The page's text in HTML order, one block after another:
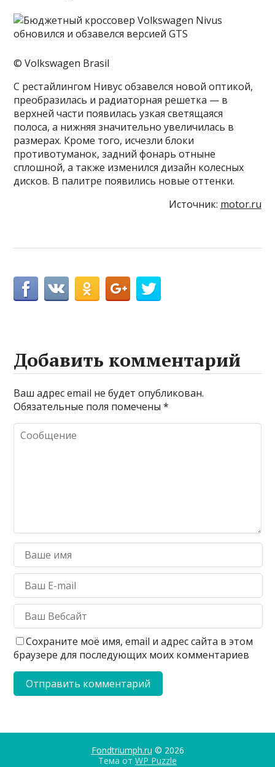
© Volkswagen Brasil
С рестайлингом Нивус обзавелся новой оптикой,
преобразилась и радиаторная решетка — в
верхней части появилась узкая светящаяся
полоса, а нижняя значительно увеличилась в
размерах. Кроме того, исчезли блоки
противотуманок, задний фонарь отныне
сплошной, а также изменился дизайн колесных
дисков. В палитре появились новые оттенки.
Источник: motor.ru
Добавить комментарий
Ваш адрес email не будет опубликован.
Обязательные поля помечены*
Сохраните моё имя, email и адрес сайта в этом
браузере для последующих моих комментариев
Fondtriumph.ru © 2026
Тема от WP Puzzle